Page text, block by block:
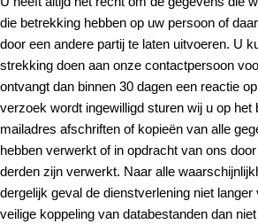
die betrekking hebben op uw persoon of
door een andere partij te laten uitvoeren. U
strekking doen aan onze contactpersoon
ontvangt dan binnen 30 dagen een reactie
verzoek wordt ingewilligd sturen wij u op het
mailadres afschriften of kopieën van alle
hebben verwerkt of in opdracht van ons
derden zijn verwerkt. Naar alle
dergelijk geval de dienstverlening niet
veilige koppeling van databestanden dan